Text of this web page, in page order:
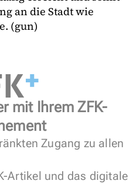
an die Stadt wie
(gun)
mit Ihrem ZFK-
Zugang zu allen
Artikel und das digitale